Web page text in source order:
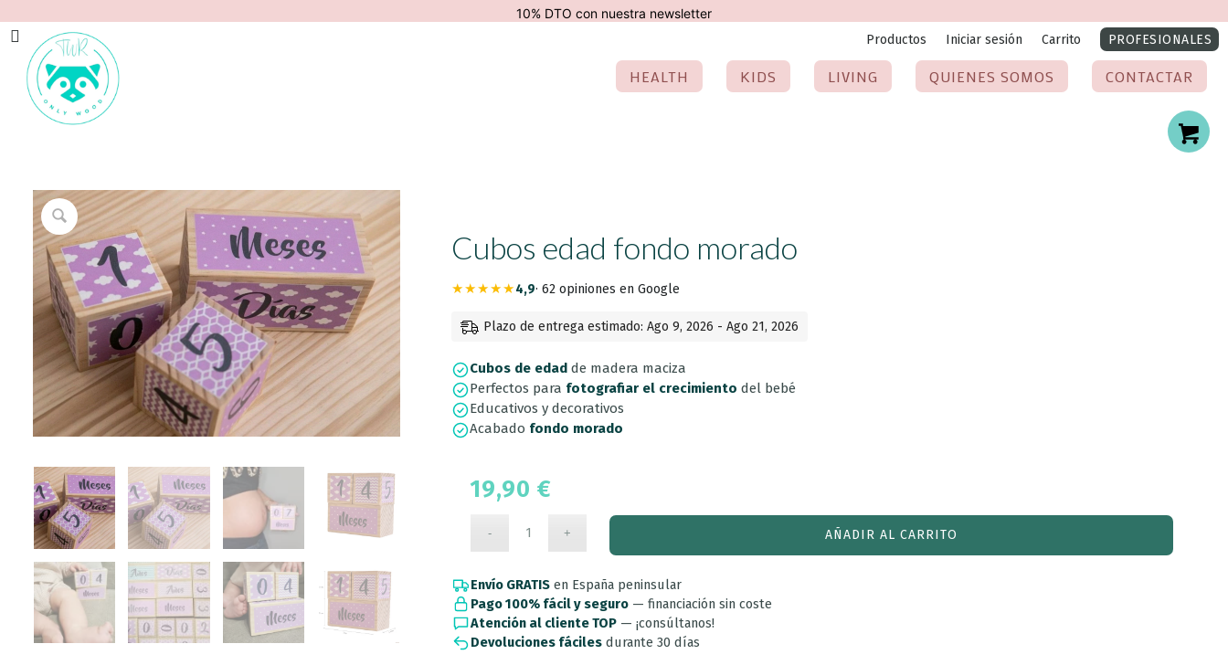
10% DTO con nuestra newsletter
Productos
Iniciar sesión Carrito PROFESIONALES
HEALTH KIDS LIVING QUIENES SOMOS CONTACTAR
Cubos edad fondo morado
★★★★★4,9· 62 opiniones en Google
Plazo de entrega estimado: Ago 9, 2026 - Ago 21, 2026
Cubos de edadde madera maciza
Perfectos para fotografiar el crecimiento del bebé
Educativos y decorativos
Acabado fondo morado
19,90 €
AÑADIR AL CARRITO
Envío GRATISen España peninsular
Pago 100% fácil y seguro— financiación sin coste
Atención al cliente TOP— ¡consúltanos!
Devoluciones fácilesdurante 30 días